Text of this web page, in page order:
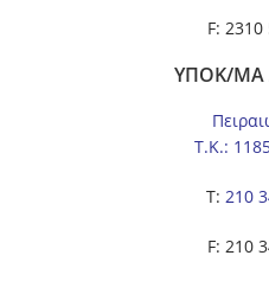
F:
ΥΠΟΚ/
Τ.Κ.:
Τ: 210
F: 210